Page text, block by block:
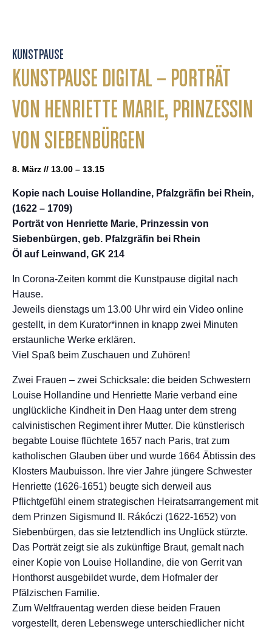
KUNSTPAUSE
KUNSTPAUSE DIGITAL – PORTRÄT
VON HENRIETTE MARIE, PRINZESSIN
VON SIEBENBÜRGEN
8. März // 13.00 – 13.15
Kopie nach Louise Hollandine, Pfalzgräfin bei Rhein,
(1622 – 1709)
Porträt von Henriette Marie, Prinzessin von
Siebenbürgen, geb. Pfalzgräfin bei Rhein
Öl auf Leinwand, GK 214
In Corona-Zeiten kommt die Kunstpause digital nach
Hause.
Jeweils dienstags um 13.00 Uhr wird ein Video online
gestellt, in dem Kurator*innen in knapp zwei Minuten
erstaunliche Werke erklären.
Viel Spaß beim Zuschauen und Zuhören!
Zwei Frauen – zwei Schicksale: die beiden Schwestern
Louise Hollandine und Henriette Marie verband eine
unglückliche Kindheit in Den Haag unter dem streng
calvinistischen Regiment ihrer Mutter. Die künstlerisch
begabte Louise flüchtete 1657 nach Paris, trat zum
katholischen Glauben über und wurde 1664 Äbtissin des
Klosters Maubuisson. Ihre vier Jahre jüngere Schwester
Henriette (1626-1651) beugte sich derweil aus
Pflichtgefühl einem strategischen Heiratsarrangement mit
dem Prinzen Sigismund II. Rákóczi (1622-1652) von
Siebenbürgen, das sie letztendlich ins Unglück stürzte.
Das Porträt zeigt sie als zukünftige Braut, gemalt nach
einer Kopie von Louise Hollandine, die von Gerrit van
Honthorst ausgebildet wurde, dem Hofmaler der
Pfälzischen Familie.
Zum Weltfrauentag werden diese beiden Frauen
vorgestellt, deren Lebenswege unterschiedlicher nicht